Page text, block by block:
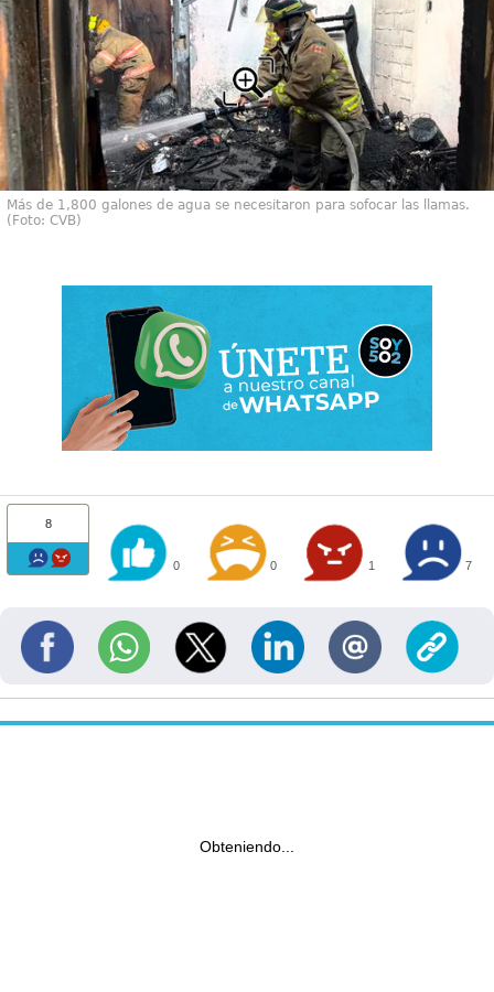
Más de 1,800 galones de agua se necesitaron para sofocar las llamas.
(Foto: CVB)
8
0 0 1 7
Obteniendo...